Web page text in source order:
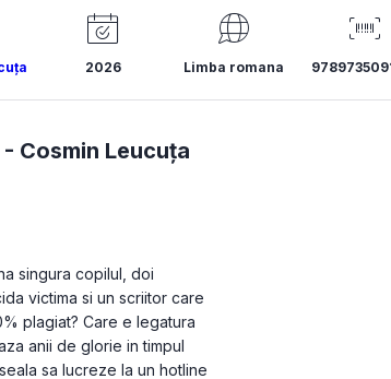
2026 Limba romana
- Cosmin Leucuța
singura copilul, doi
victima si un scriitor care
plagiat? Care e legatura
anii de glorie in timpul
sa lucreze la un hotline